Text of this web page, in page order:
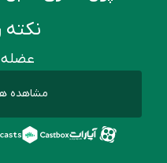
نکته
عضله
مشاهده